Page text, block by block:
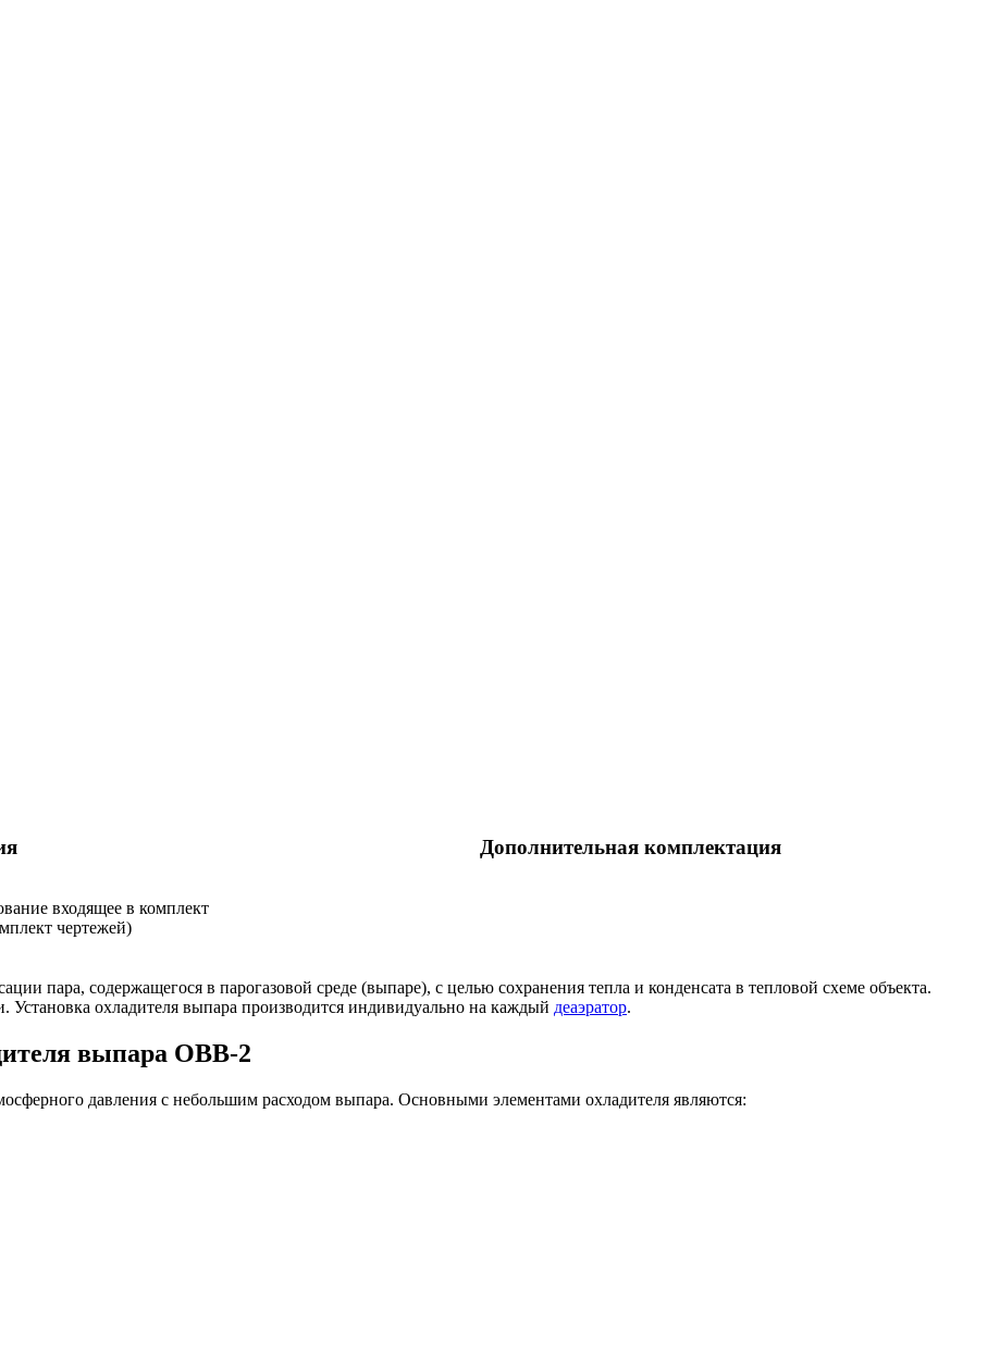
входящее в комплект
чертежей)
Дополнительная комплектация
пара, содержащегося в парогазовой среде (выпаре), с целью сохранения тепла и конденсата в тепловой схеме объекта.
Установка охладителя выпара производится индивидуально на каждый деаэратор.
выпара ОВВ-2
давления с небольшим расходом выпара. Основными элементами охладителя являются: